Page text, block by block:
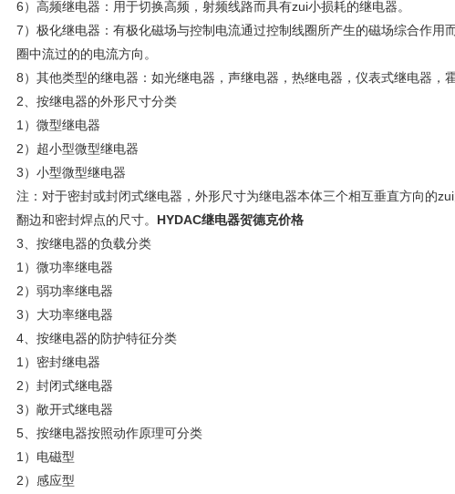
6）高频继电器：用于切换高频，射频线路而具有zui小损耗的继电器。
7）极化继电器：有极化磁场与控制电流通过控制线圈所产生的磁场综合作用
圈中流过的的电流方向。
8）其他类型的继电器：如光继电器，声继电器，热继电器，仪表式继电器，
2、按继电器的外形尺寸分类
1）微型继电器
2）超小型微型继电器
3）小型微型继电器
注：对于密封或封闭式继电器，外形尺寸为继电器本体三个相互垂直方向的
翻边和密封焊点的尺寸。 HYDAC继电器贺德克价格
3、按继电器的负载分类
1）微功率继电器
2）弱功率继电器
3）大功率继电器
4、按继电器的防护特征分类
1）密封继电器
2）封闭式继电器
3）敞开式继电器
5、按继电器按照动作原理可分类
1）电磁型
2）感应型